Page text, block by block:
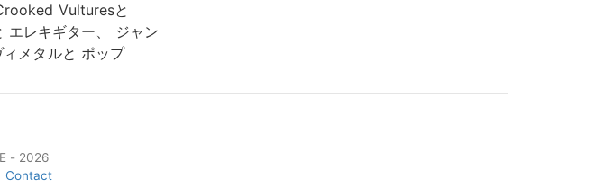
Vulturesと
エレキギター、 ジャン
メタルと ポップ
- 2026
Contact